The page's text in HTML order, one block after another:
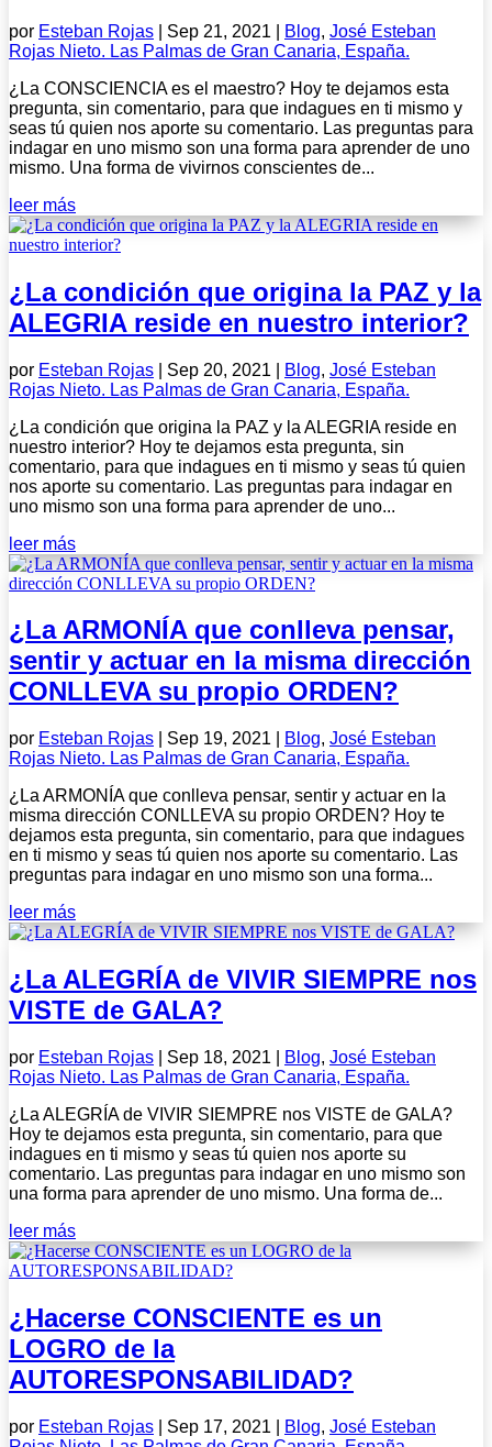
por Esteban Rojas Sep 21, 2021 Blog, José Esteban
Rojas Nieto. Las Palmas de Gran Canaria, España.
¿La CONSCIENCIA es el maestro? Hoy te dejamos esta
pregunta, sin comentario, para que indagues en ti mismo y
seas tú quien nos aporte su comentario. Las preguntas para
indagar en uno mismo son una forma para aprender de uno
mismo. Una forma de vivirnos conscientes de...
leer más
¿La condición que origina la PAZ y la
ALEGRIA reside en nuestro interior?
por Esteban Rojas Sep 20, 2021 Blog, José Esteban
Rojas Nieto. Las Palmas de Gran Canaria, España.
¿La condición que origina la PAZ y la ALEGRIA reside en
nuestro interior? Hoy te dejamos esta pregunta, sin
comentario, para que indagues en ti mismo y seas tú quien
nos aporte su comentario. Las preguntas para indagar en
uno mismo son una forma para aprender de uno...
leer más
¿La ARMONÍA que conlleva pensar,
sentir y actuar en la misma dirección
CONLLEVA su propio ORDEN?
por Esteban Rojas Sep 19, 2021 Blog, José Esteban
Rojas Nieto. Las Palmas de Gran Canaria, España.
¿La ARMONÍA que conlleva pensar, sentir y actuar en la
misma dirección CONLLEVA su propio ORDEN? Hoy te
dejamos esta pregunta, sin comentario, para que indagues
en ti mismo y seas tú quien nos aporte su comentario. Las
preguntas para indagar en uno mismo son una forma...
leer más
¿La ALEGRÍA de VIVIR SIEMPRE nos
VISTE de GALA?
por Esteban Rojas Sep 18, 2021 Blog, José Esteban
Rojas Nieto. Las Palmas de Gran Canaria, España.
¿La ALEGRÍA de VIVIR SIEMPRE nos VISTE de GALA?
Hoy te dejamos esta pregunta, sin comentario, para que
indagues en ti mismo y seas tú quien nos aporte su
comentario. Las preguntas para indagar en uno mismo son
una forma para aprender de uno mismo. Una forma de...
leer más
¿Hacerse CONSCIENTE es un
LOGRO de la
AUTORESPONSABILIDAD?
por Esteban Rojas Sep 17, 2021 Blog, José Esteban